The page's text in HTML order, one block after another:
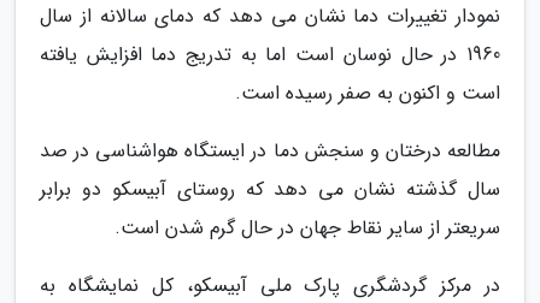
نمودار تغییرات دما نشان می دهد که دمای سالانه از سال
1960 در حال نوسان است اما به تدریج دما افزایش یافته
است و اکنون به صفر رسیده است.
مطالعه درختان و سنجش دما در ایستگاه هواشناسی در صد
سال گذشته نشان می دهد که روستای آبیسکو دو برابر
سریعتر از سایر نقاط جهان در حال گرم شدن است.
در مرکز گردشگری پارک ملی آبیسکو، کل نمایشگاه به